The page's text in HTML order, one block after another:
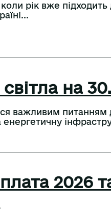
рік вже
на
важливим питанням
2026